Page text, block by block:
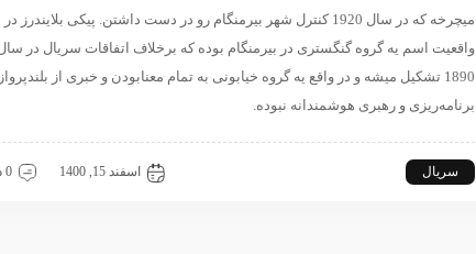
میچرخه که در سال 1920 کنترل شهر بیرمنگام رو در دست داشتن. پیکی بلایندرز در
واقعیت اسم یه گروه گنگستری در بیرمنگام بوده که برخلاف اتفاقات سریال در
1890 تشکیل میشه و در واقع یه گروه خیابونی به تمام معنابودن و خبری از
برنامه‌ریزی و رهبری هوشمندانه نبوده.
سریال اسفند 15, 1400 0 دیدگاه